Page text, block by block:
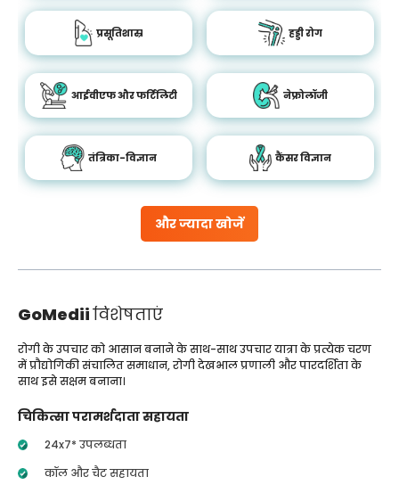
और ज्यादा खोजें
प्रसूतिशास्र हड्डी रोग
आईवीएफ और फर्टिलिटी नेफ्रोलॉजी
तंत्रिका-विज्ञान कैंसर विज्ञान
GoMediiविशेषताएं
रोगी के उपचार को आसान बनाने के साथ-साथ उपचार यात्रा के प्रत्येक चरण
में प्रौद्योगिकी संचालित समाधान, रोगी देखभाल प्रणाली और पारदर्शिता के
साथ इसे सक्षम बनाना।
चिकित्सा परामर्शदाता सहायता
24x7* उपलब्धता
कॉल और चैट सहायता